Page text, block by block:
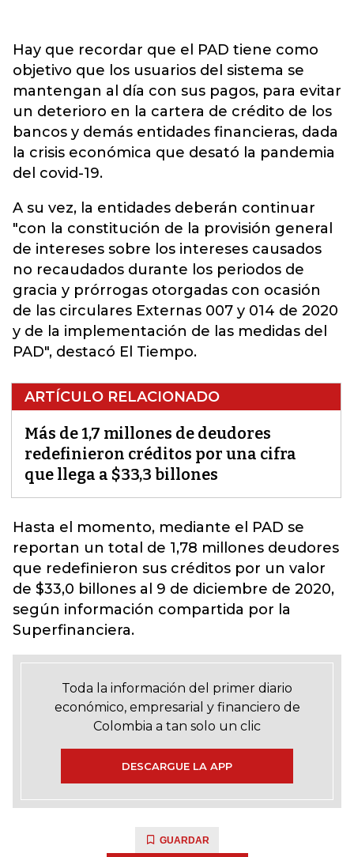
Hay que recordar que el PAD tiene como
objetivo que los usuarios del sistema se
mantengan al día con sus pagos, para evitar
un deterioro en la cartera de crédito de los
bancos y demás entidades financieras, dada
la crisis económica que desató la pandemia
del covid-19.
A su vez, la entidades deberán continuar
"con la constitución de la provisión general
de intereses sobre los intereses causados
no recaudados durante los periodos de
gracia y prórrogas otorgadas con ocasión
de las circulares Externas 007 y 014 de 2020
y de la implementación de las medidas del
PAD", destacó El Tiempo.
ARTÍCULO RELACIONADO
Más de 1,7 millones de deudores
redefinieron créditos por una cifra
que llega a $33,3 billones
Hasta el momento, mediante el PAD se
reportan un total de 1,78 millones deudores
que redefinieron sus créditos por un valor
de $33,0 billones al 9 de diciembre de 2020,
según información compartida por la
Superfinanciera.
Toda la información del primer diario
económico, empresarial y financiero de
Colombia a tan solo un clic
DESCARGUE LA APP
GUARDAR